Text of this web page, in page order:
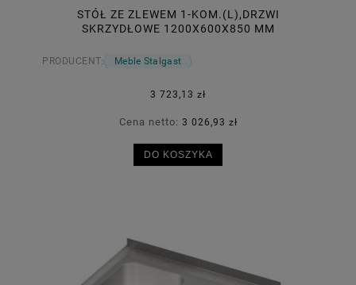
STÓŁ ZE ZLEWEM 1-KOM.(L),DRZWI
SKRZYDŁOWE 1200X600X850 MM
PRODUCENT: Meble Stalgast
3 723,13 zł
Cena netto: 3 026,93 zł
DO KOSZYKA